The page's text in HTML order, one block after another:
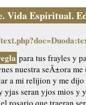
Vida Espiritual.
para tus frayles y
nuestra seÃ±ora
a mi relijion y me
seran yjos mios y